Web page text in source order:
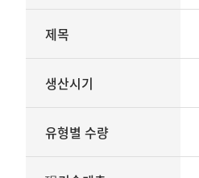
제목
생산시기
유형별 수량